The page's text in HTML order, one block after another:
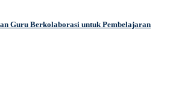
Guru Berkolaborasi untuk Pembelajaran